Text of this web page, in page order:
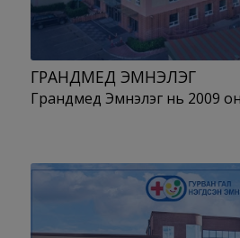
ГРАНДМЕД ЭМНЭЛЭГ
Грандмед Эмнэлэг нь 2009